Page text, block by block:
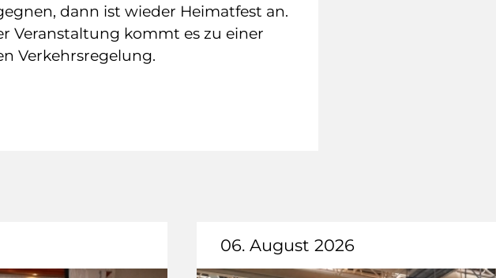
dann ist wieder Heimatfest an.
Veranstaltung kommt es zu einer
Verkehrsregelung.
06. August 2026